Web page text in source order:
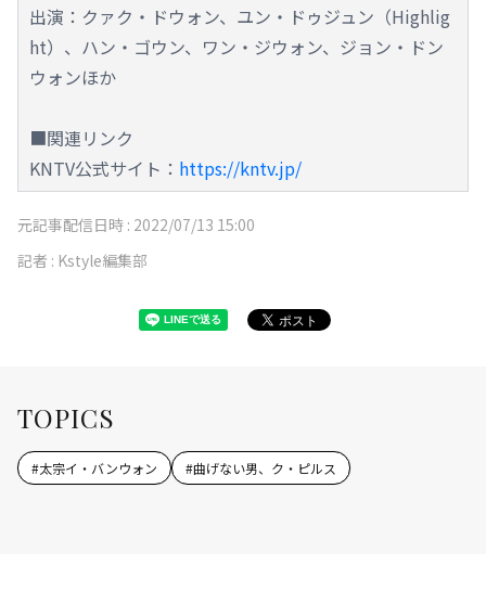
出演：クァク・ドウォン、ユン・ドゥジュン（Highlig
ht）、ハン・ゴウン、ワン・ジウォン、ジョン・ドン
ウォンほか
■関連リンク
KNTV公式サイト： https://kntv.jp/
元記事配信日時 : 2022/07/13 15:00
記者 : Kstyle編集部
TOPICS
#太宗イ・バンウォン #曲げない男、ク・ピルス